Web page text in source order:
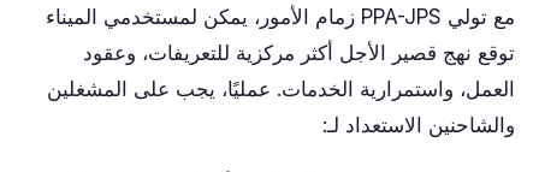
مع تولي PPA-JPS زمام الأمور، يمكن لمستخدمي الميناء
توقع نهج قصير الأجل أكثر مركزية للتعريفات، وعقود
العمل، واستمرارية الخدمات. عمليًا، يجب على المشغلين
والشاحنين الاستعداد لـ: